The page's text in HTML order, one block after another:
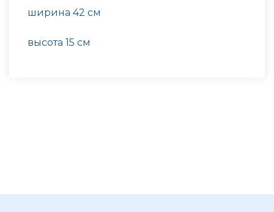
ширина 42 см
высота 15 см